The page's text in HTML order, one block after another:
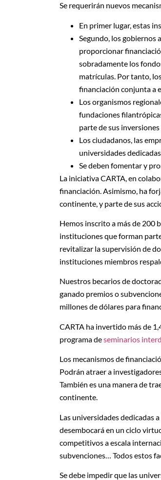
Se requerirán nuevos
En primer lugar, estas
Segundo, los gobiernos
proporcionar
sobradamente los
matrículas. Por tanto,
financiación conjunta a
Los organismos
fundaciones
parte de sus
Los ciudadanos, las
universidades
Se deben fomentar y
La iniciativa CARTA, en
financiación. Asimismo, ha
continente, y parte de sus
Hemos inscrito a más de 200
instituciones que forman
revitalizar la supervisión de
instituciones miembros
Nuestros becarios de
ganado premios o
millones de dólares para
CARTA ha invertido más de
programa deseminarios
Los mecanismos de
Podrán atraer a
También es una manera de
continente.
Las universidades dedicadas
desembocará en un ciclo
competitivos a escala
subvenciones… Todos estos
Se debe impedir que las